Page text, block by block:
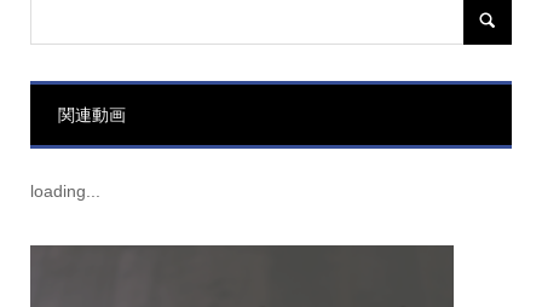
関連動画
loading...